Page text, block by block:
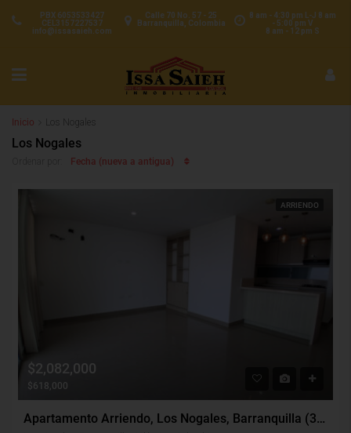
8 am - 4:30 pm L-J 8 am
- 5:00 pm V
8 am - 12 pm S
Calle 70 No. 57 - 25
Barranquilla, Colombia
PBX 6053533427
CEL3157227537
info@issasaieh.com
Inicio Los Nogales
Los Nogales
Fecha (nueva a antigua)
ARRIENDO
$2,082,000
$618,000
Apartamento Arriendo, Los Nogales, Barranquilla (32265)